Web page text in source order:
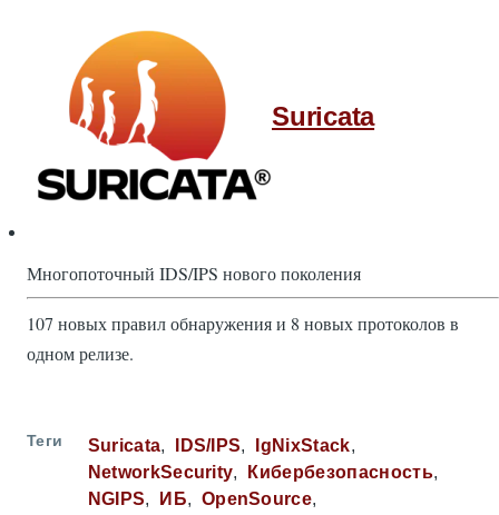
Suricata
Многопоточный IDS/IPS нового поколения
107 новых правил обнаружения и 8 новых протоколов в
одном релизе.
Теги Suricata IDS/IPS
IgNixStack
NetworkSecurity
Кибербезопасность
NGIPS
ИБ
OpenSource